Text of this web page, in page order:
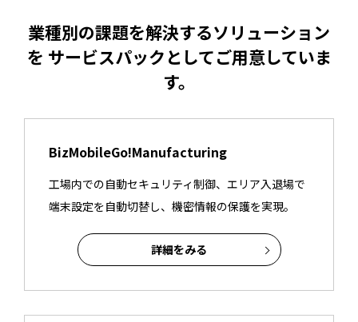
業種別の課題を解決するソリューション
を サービスパックとしてご用意していま
す。
BizMobileGo!Manufacturing
工場内での自動セキュリティ制御、エリア入退場で
端末設定を自動切替し、機密情報の保護を実現。
詳細をみる